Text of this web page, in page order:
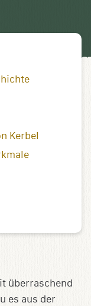
Kerbel
überraschend
es aus der